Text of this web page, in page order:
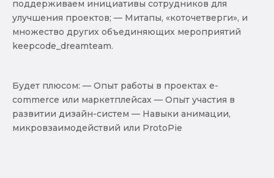
поддерживаем инициативы сотрудников для
улучшения проектов; — Митапы, «коточетверги», и
множество других объединяющих мероприятий
keepcode_dreamteam.
Будет плюсом: — Опыт работы в проектах e-
commerce или маркетплейсах — Опыт участия в
развитии дизайн-систем — Навыки анимации,
микровзаимодействий или ProtoPie